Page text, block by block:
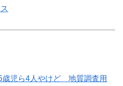
歳児ら4人やけど 地質調査用